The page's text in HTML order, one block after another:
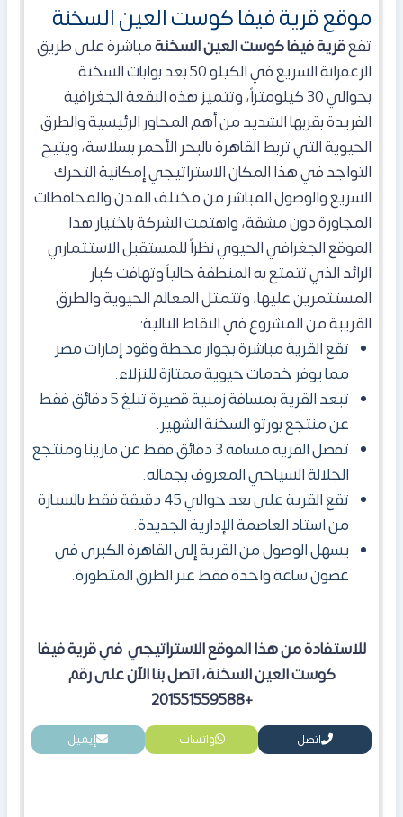
موقع قرية فيفا كوست العين السخنة
تقعقرية فيفا كوست العين السخنةمباشرة على طريق
الزعفرانة السريع في الكيلو 50 بعد بوابات السخنة
بحوالي 30 كيلومتراً، وتتميز هذه البقعة الجغرافية
الفريدة بقربها الشديد من أهم المحاور الرئيسية والطرق
الحيوية التي تربط القاهرة بالبحر الأحمر بسلاسة، ويتيح
التواجد في هذا المكان الاستراتيجي إمكانية التحرك
السريع والوصول المباشر من مختلف المدن والمحافظات
المجاورة دون مشقة، واهتمت الشركة باختيار هذا
الموقع الجغرافي الحيوي نظراً للمستقبل الاستثماري
الرائد الذي تتمتع به المنطقة حالياً وتهافت كبار
المستثمرين عليها، وتتمثل المعالم الحيوية والطرق
القريبة من المشروع في النقاط التالية:
تقع القرية مباشرة بجوار محطة وقود إمارات مصر
مما يوفر خدمات حيوية ممتازة للنزلاء.
تبعد القرية بمسافة زمنية قصيرة تبلغ 5 دقائق فقط
عن منتجع بورتو السخنة الشهير.
تفصل القرية مسافة 3 دقائق فقط عن مارينا ومنتجع
الجلالة السياحي المعروف بجماله.
تقع القرية على بعد حوالي 45 دقيقة فقط بالسيارة
من استاد العاصمة الإدارية الجديدة.
يسهل الوصول من القرية إلى القاهرة الكبرى في
غضون ساعة واحدة فقط عبر الطرق المتطورة.
للاستفادة من هذا الموقع الاستراتيجي في قرية فيفا
كوست العين السخنة، اتصل بنا الآن على رقم
+201551559588
اتصل واتساب إيميل